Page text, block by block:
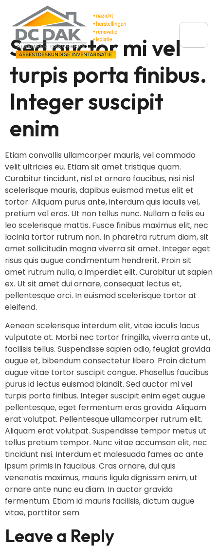
Sed auctor mi vel
turpis porta finibus.
Integer suscipit
enim
Etiam convallis ullamcorper mauris, vel commodo
velit ultricies eu. Etiam sit amet tristique quam.
Curabitur tincidunt, nisl et ornare faucibus, nisi nisl
scelerisque mauris, dapibus euismod metus elit et
tortor. Aliquam purus ante, interdum quis iaculis vel,
pretium vel eros. Ut non tellus nunc. Nullam a felis eu
leo scelerisque mattis. Fusce finibus maximus elit, nec
lacinia tortor rutrum non. In pharetra rutrum diam, sit
amet sollicitudin magna viverra sit amet. Integer eget
risus quis augue condimentum hendrerit. Proin sit
amet rutrum nulla, a imperdiet elit. Curabitur ut sapien
ex. Ut sit amet dui ornare, consequat lectus et,
pellentesque orci. In euismod scelerisque tortor at
eleifend.
Aenean scelerisque interdum elit, vitae iaculis lacus
vulputate at. Morbi nec tortor fringilla, viverra ante ut,
facilisis tellus. Suspendisse sapien odio, feugiat gravida
augue et, bibendum consectetur libero. Proin dictum
augue vitae tortor suscipit congue. Phasellus faucibus
purus id lectus euismod blandit. Sed auctor mi vel
turpis porta finibus. Integer suscipit enim eget augue
pellentesque, eget fermentum eros gravida. Aliquam
erat volutpat. Pellentesque ullamcorper rutrum elit.
Aliquam erat volutpat. Suspendisse tempor metus ut
tellus pretium tempor. Nunc vitae accumsan elit, nec
tincidunt nisi. Interdum et malesuada fames ac ante
ipsum primis in faucibus. Cras ornare, dui quis
venenatis maximus, mauris ligula dignissim enim, ut
ornare ante nunc eu diam. In auctor gravida
fermentum. Etiam id mauris facilisis, dictum augue
vitae, porttitor sem.
Leave a Reply